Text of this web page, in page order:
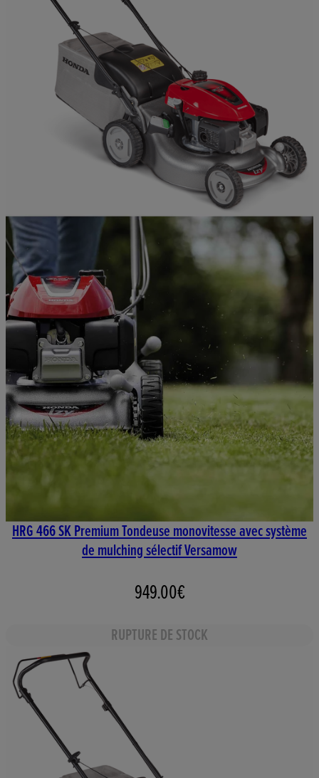
HRG 466 SK Premium Tondeuse monovitesse avec système
de mulching sélectif Versamow
949.00€
RUPTURE DE STOCK